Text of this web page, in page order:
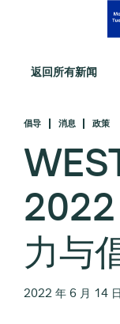
返回所有新闻
倡导 消息 政策
2022
力与
2022 年 6 月 14 日